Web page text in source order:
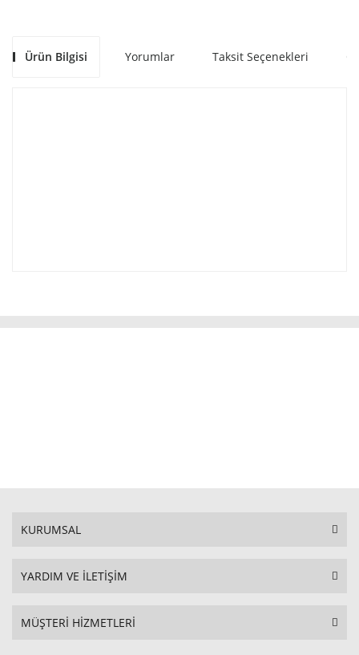
Ürün Bilgisi Yorumlar Taksit Seçenekleri
KURUMSAL
YARDIM VE İLETİŞİM
MÜŞTERİ HİZMETLERİ